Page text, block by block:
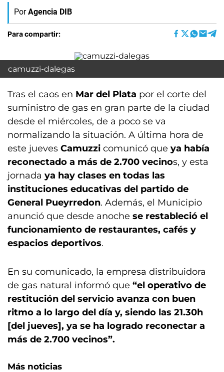
Por Agencia DIB
Para compartir:
camuzzi-dalegas
Tras el caos en Mar del Plata por el corte del
suministro de gas en gran parte de la ciudad
desde el miércoles, de a poco se va
normalizando la situación. A última hora de
este jueves Camuzzi comunicó que ya había
reconectado a más de 2.700 vecinos, y esta
jornada ya hay clases en todas las
instituciones educativas del partido de
General Pueyrredon. Además, el Municipio
anunció que desde anoche se restableció el
funcionamiento de restaurantes, cafés y
espacios deportivos.
En su comunicado, la empresa distribuidora
de gas natural informó que “el operativo de
restitución del servicio avanza con buen
ritmo a lo largo del día y, siendo las 21.30h
[del jueves], ya se ha logrado reconectar a
más de 2.700 vecinos”.
Más noticias